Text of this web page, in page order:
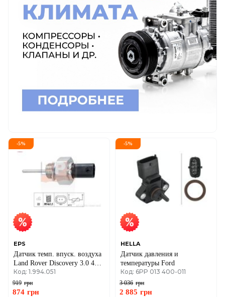
-5%
EPS
Датчик темп. впуск. воздуха
Land Rover Discovery 3.0 4x4
13-/Range 3.0/5.0 12-
Код: 1.994.051
919 грн
874 грн
-5%
HELLA
Датчик давления и
температуры Ford
Код: 6PP 013 400-011
3 036 грн
2 885 грн